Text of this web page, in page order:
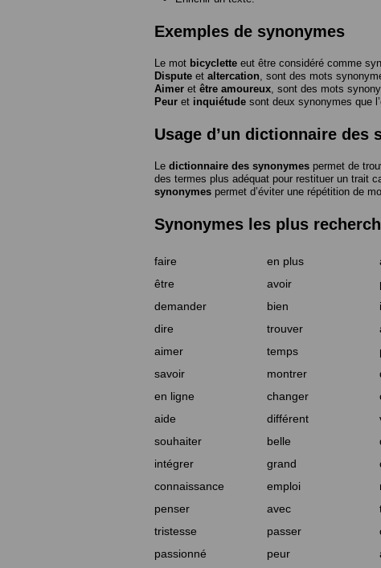
Exemples de synonymes
Le mot bicyclette eut être considéré comme
Dispute et altercation , sont des mots
Aimer et être amoureux , sont des mots
Peur et inquiétude sont deux synonymes que
Usage d’un dictionnaire des
Le dictionnaire des synonymes permet de
des termes plus adéquat pour restituer un trait
synonymes permet d’éviter une répétition de
Synonymes les plus
faire en plus
être
avoir
demander
bien
dire
trouver
aimer
temps
savoir
montrer
en ligne
changer
aide
différent
souhaiter
belle
intégrer
grand
connaissance
emploi
penser
avec
tristesse
passer
passionné
peur